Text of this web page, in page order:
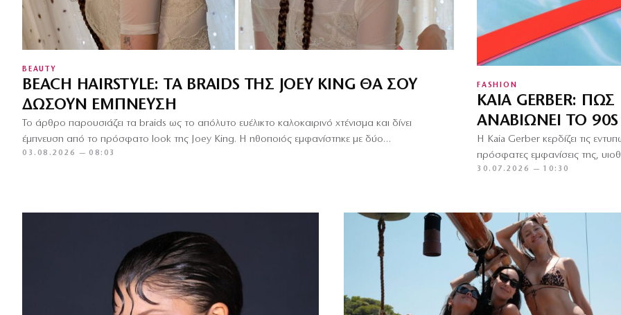
BEAUTY
BEACH HAIRSTYLE: ΤΑ BRAIDS ΤΗΣ JOEY KING ΘΑ ΣΟΥ
ΔΏΣΟΥΝ ΈΜΠΝΕΥΣΗ
Το άρθρο παρουσιάζει τα braids ως το απόλυτο ευέλικτο καλοκαιρινό χτένισμα και δίνει
έμπνευση από το πρόσφατο look της Joey King. Η ηθοποιός εμφανίστηκε με δύο…
03.08.2026 — 08:03
FASHION
KAIA GERBER:
ΑΝΑΒΙΏΝΕΙ ΤΟ
Η Kaia Gerber κερδίζει τις
πρόσφατες εμφανίσεις της,
30.07.2026 — 10:30